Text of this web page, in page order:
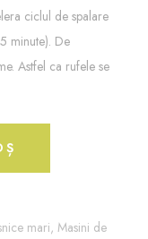
ciclul de spalare
minute). De
Astfel ca rufele se
mari, Masini de